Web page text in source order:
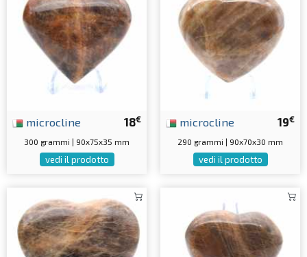
18€
microcline
300 grammi | 90x75x35 mm
vedi il prodotto
19€
microcline
290 grammi | 90x70x30 mm
vedi il prodotto